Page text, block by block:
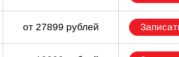
от 27899 рублей